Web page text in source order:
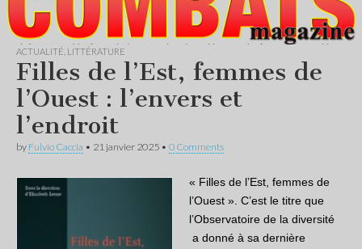
ACTUALITÉ LITTÉRATURE
Filles de l’Est, femmes de
l’Ouest : l’envers et
l’endroit
by Fulvio Caccia • 21 janvier 2025 • 0 Comments
« Filles de l’Est, femmes de
l’Ouest ». C’est le titre que
l’Observatoire de la diversité
a donné à sa dernière